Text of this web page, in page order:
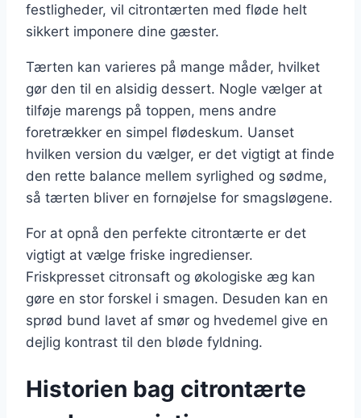
festligheder, vil citrontærten med fløde helt
sikkert imponere dine gæster.
Tærten kan varieres på mange måder, hvilket
gør den til en alsidig dessert. Nogle vælger at
tilføje marengs på toppen, mens andre
foretrækker en simpel flødeskum. Uanset
hvilken version du vælger, er det vigtigt at finde
den rette balance mellem syrlighed og sødme,
så tærten bliver en fornøjelse for smagsløgene.
For at opnå den perfekte citrontærte er det
vigtigt at vælge friske ingredienser.
Friskpresset citronsaft og økologiske æg kan
gøre en stor forskel i smagen. Desuden kan en
sprød bund lavet af smør og hvedemel give en
dejlig kontrast til den bløde fyldning.
Historien bag citrontærte